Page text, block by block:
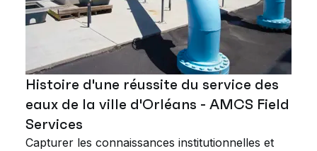
Histoire d'une réussite du service des
eaux de la ville d'Orléans - AMCS Field
Services
Capturer les connaissances institutionnelles et